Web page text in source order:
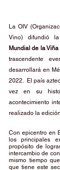
La OIV
Vino) difundió
Mundial de la
trascendente
desarrollará en
2022.  El país
vez en su
acontecimiento
realizado la
Con epicentro en
los principales
propósito de
intercambio de
mismo tiempo
que tiene este